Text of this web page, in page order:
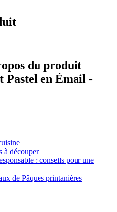
du produit
Pastel en Émail -
à découper
: conseils pour une
de Pâques printanières